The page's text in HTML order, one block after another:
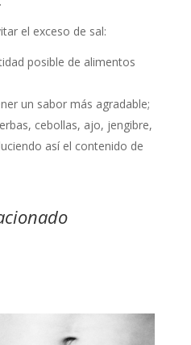
el exceso de sal:
posible de alimentos
un sabor más agradable;
cebollas, ajo, jengibre,
así el contenido de